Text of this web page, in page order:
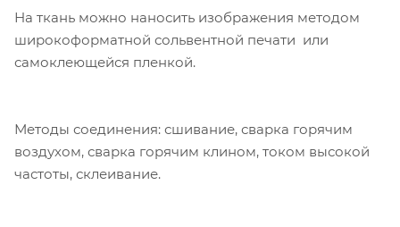
На ткань можно наносить изображения методом
широкоформатной сольвентной печати или
самоклеющейся пленкой.
Методы соединения: сшивание, сварка горячим
воздухом, сварка горячим клином, током высокой
частоты, склеивание.
Принять